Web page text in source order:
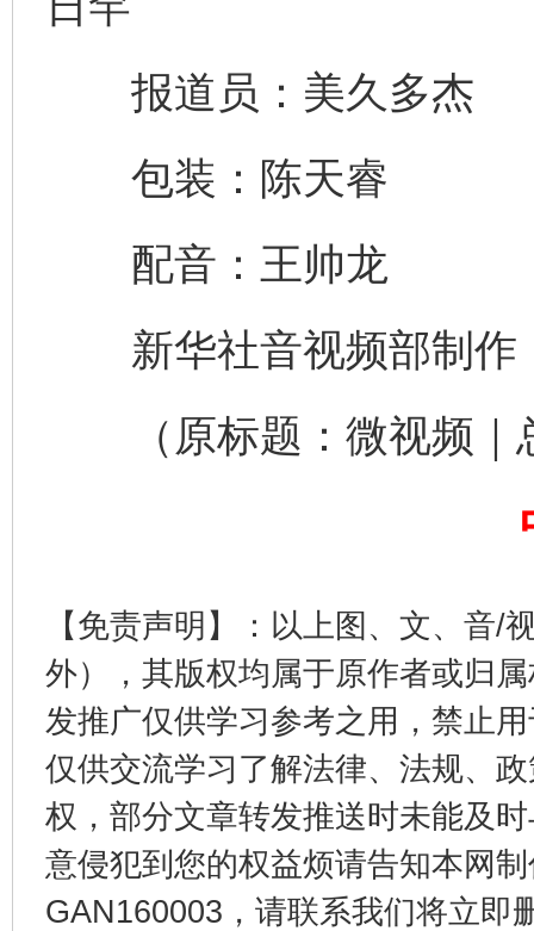
报道员：美久多杰
包装：陈天睿
配音：王帅龙
新华社音视频部制作
（原标题：微视频｜
【免责声明】：以上图、文、音/
外），其版权均属于原作者或归
发推广仅供学习参考之用，禁止
仅供交流学习了解法律、法规、
权，部分文章转发推送时未能及
意侵犯到您的权益烦请告知本网
GAN160003，请联系我们将立即
千年窑火 生生不息